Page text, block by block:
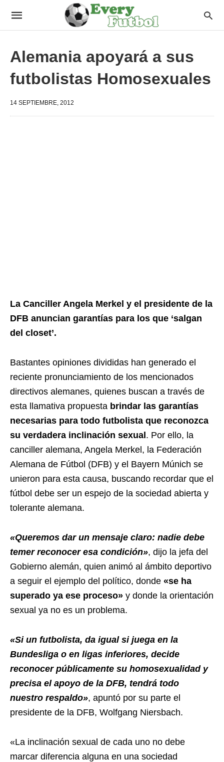
Alemania apoyará a sus
futbolistas Homosexuales
14 SEPTIEMBRE, 2012
La Canciller Angela Merkel y el presidente de la
DFB anuncian garantías para los que ‘salgan
del closet’.
Bastantes opiniones divididas han generado el
reciente pronunciamiento de los mencionados
directivos alemanes, quienes buscan a través de
esta llamativa propuesta brindar las garantías
necesarias para todo futbolista que reconozca
su verdadera inclinación sexual . Por ello, la
canciller alemana, Angela Merkel, la Federación
Alemana de Fútbol (DFB) y el Bayern Múnich se
unieron para esta causa, buscando recordar que el
fútbol debe ser un espejo de la sociedad abierta y
tolerante alemana.
«Queremos dar un mensaje claro: nadie debe
temer reconocer esa condición», dijo la jefa del
Gobierno alemán, quien animó al ámbito deportivo
a seguir el ejemplo del político, donde «se ha
superado ya ese proceso» y donde la orientación
sexual ya no es un problema.
«Si un futbolista, da igual si juega en la
Bundesliga o en ligas inferiores, decide
reconocer públicamente su homosexualidad y
precisa el apoyo de la DFB, tendrá todo
nuestro respaldo», apuntó por su parte el
presidente de la DFB, Wolfgang Niersbach.
«La inclinación sexual de cada uno no debe
marcar diferencia alguna en una sociedad